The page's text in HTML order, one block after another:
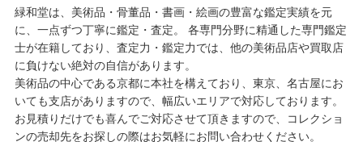
緑和堂は、美術品・骨董品・書画・絵画の豊富な鑑定実績を元
に、一点ずつ丁寧に鑑定・査定。 各専門分野に精通した専門鑑定
士が在籍しており、査定力・鑑定力では、他の美術品店や買取店
に負けない絶対の自信があります。
美術品の中心である京都に本社を構えており、東京、名古屋にお
いても支店がありますので、幅広いエリアで対応しております。
お見積りだけでも喜んでご対応させて頂きますので、コレクショ
ンの売却先をお探しの際はお気軽にお問い合わせください。